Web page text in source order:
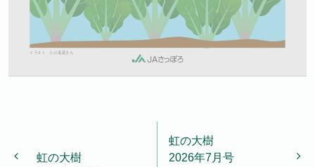
投稿ナビゲーション
虹の大樹
虹の大樹
2026年7月号